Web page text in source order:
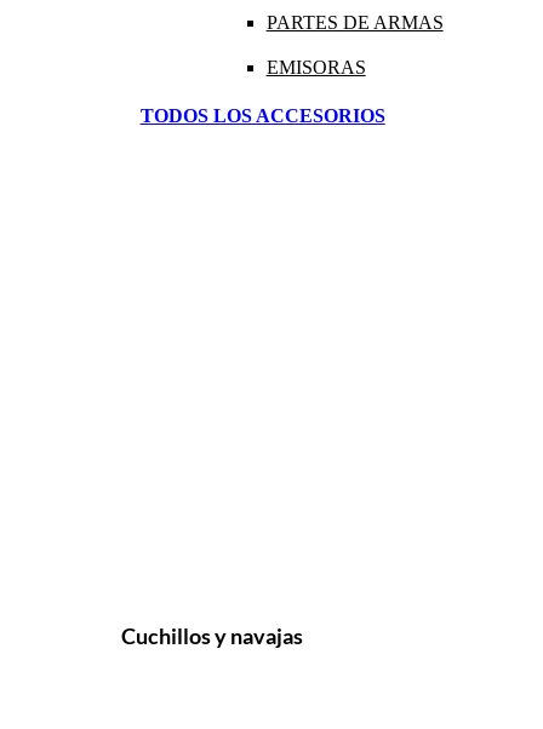
PARTES DE ARMAS
EMISORAS
TODOS LOS ACCESORIOS
Cuchillos y navajas